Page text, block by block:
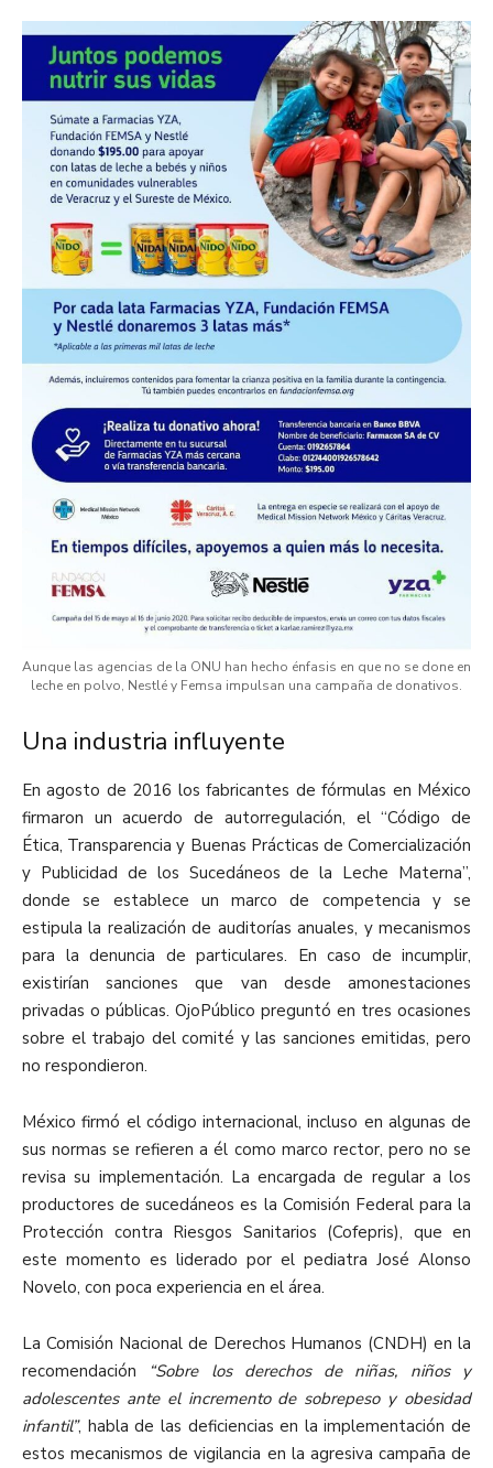
Aunque las agencias de la ONU han hecho énfasis en que no se done en
leche en polvo, Nestlé y Femsa impulsan una campaña de donativos.
Una industria influyente
En agosto de 2016 los fabricantes de fórmulas en México
firmaron un acuerdo de autorregulación, el “Código de
Ética, Transparencia y Buenas Prácticas de Comercialización
y Publicidad de los Sucedáneos de la Leche Materna”,
donde se establece un marco de competencia y se
estipula la realización de auditorías anuales, y mecanismos
para la denuncia de particulares. En caso de incumplir,
existirían sanciones que van desde amonestaciones
privadas o públicas. OjoPúblico preguntó en tres ocasiones
sobre el trabajo del comité y las sanciones emitidas, pero
no respondieron.
México firmó el código internacional, incluso en algunas de
sus normas se refieren a él como marco rector, pero no se
revisa su implementación. La encargada de regular a los
productores de sucedáneos es la Comisión Federal para la
Protección contra Riesgos Sanitarios (Cofepris), que en
este momento es liderado por el pediatra José Alonso
Novelo, con poca experiencia en el área.
La Comisión Nacional de Derechos Humanos (CNDH) en la
recomendación
“Sobre los derechos de niñas, niños y
adolescentes ante el incremento de sobrepeso y obesidad
infantil”, habla de las deficiencias en la implementación de
estos mecanismos de vigilancia en la agresiva campaña de